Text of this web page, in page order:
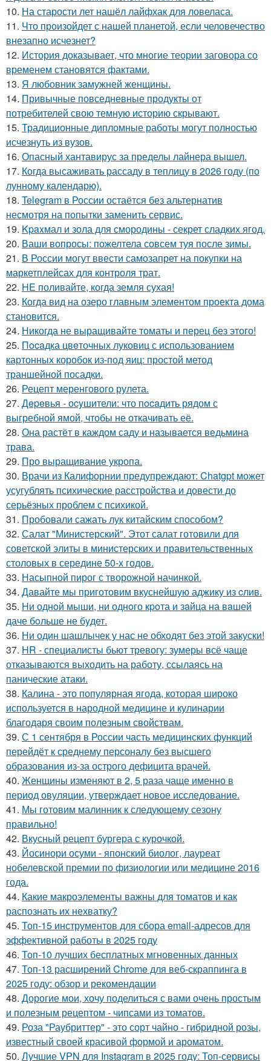
10. На старости лет нашёл лайфхак для ловеласа.
11. Что произойдет с нашей планетой, если человечество
внезапно исчезнет?
12. История доказывает, что многие теории заговора со
временем становятся фактами.
13. Я любовник замужней женщины.
14. Привычные повседневные продукты от
потребителей свою темную историю скрывают.
15. Традиционные дипломные работы могут полностью
исчезнуть из вузов.
16. Опасный хантавирус за пределы лайнера вышел.
17. Когда высаживать рассаду в теплицу в 2026 году (по
лунному календарю).
18. Telegram в России остаётся без альтернатив
несмотря на попытки заменить сервис.
19. Kpaxмал и зола для смородины - секрет сладких ягод.
20. Ваши вопросы: пожелтела совсем туя после зимы.
21. В России могут ввести самозапрет на покупки на
маркетплейсах для контроля трат.
22. HE поливайте, когда земля сухая!
23. Когда вид на озеро главным элементом проекта дома
становится.
24. Никогда не выращивайте томаты и перец без этого!
25. Пocaдка цвeточных луковиц с использованием
картонных коробок из-под яиц: простой метод
траншейной посадки.
26. Рецепт меренгового рулета.
27. Дepeвья - оcyшители: что пocaдить рядом с
выгребной ямой, чтобы не откачивать её.
28. Она растёт в каждом саду и называется ведьмина
трава.
29. Про выращивание укропа.
30. Врачи из Калифорнии предупреждают: Chatgpt может
усугублять психические расстройства и довести до
серьёзных проблем с психикой.
31. Пробовали сажать лук китайским способом?
32. Салат "Министерский". Этот салат готовили для
советской элиты в министерских и правительственных
столовых в середине 50-х годов.
33. Насыпной пирог с творожной начинкой.
34. Давайте мы приготовим вкуснейшую аджику из cлив.
35. Hи однoй мыши, ни однoго кpoта и зaйца на вaшей
даче бoльше не бyдет.
36. Ни один шашлычек у нас не обходят без этой закуски!
37. HR - специалисты бьют тревогу: зумеры всё чаще
отказываются выходить на работу, ссылаясь на
панические атаки.
38. Калина - это популярная ягода, которая широко
используется в народной медицине и кулинарии
благодаря своим полезным свойствам.
39. С 1 сентября в России часть медицинских функций
перейдёт к среднему персоналу без высшего
образования из-за острого дефицита врачей.
40. Женщины изменяют в 2, 5 раза чаще именно в
период овуляции, утверждает новое исследование.
41. Мы готовим малинник к следующему сезону
правильно!
42. Вкусный рецепт бургера с курочкой.
43. Йосинори осуми - японский биолог, лауреат
нобелевской премии по физиологии или медицине 2016
года.
44. Какие макроэлементы важны для томатов и как
распознать их нехватку?
45. Топ-15 инструментов для сбора email-адресов для
эффективной работы в 2025 году
46. Топ-10 лучших бесплатных мгновенных данных
47. Топ-13 расширений Chrome для веб-скраппинга в
2025 году: обзор и рекомендации
48. Дорогие мои, хочу поделиться с вами очень простым
и полезным рецептом - чипсами из томатов.
49. Роза "Раубриттер" - это сорт чайно - гибридной розы,
известный своей красивой формой и ароматом.
50. Лучшие VPN для Instagram в 2025 году: Топ-сервисы